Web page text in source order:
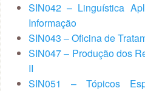
SIN042 – Linguística
Informação
SIN043 – Oficina de
SIN047 – Produção dos
II
SIN051 – Tópicos